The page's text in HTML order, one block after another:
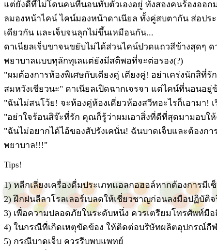
แต่ยังดีที่ไม่โดนคนที่นอนทับตัวเองอยู่ ทั้งสองคนร้องออก
ลมองหน้าไคน์ ไคน์มองหน้าดาเนียล ทั้งคู่สบตากัน ส่อปร
เดียวกัน และเจ็บจนลุกไม่ขึ้นเหมือนกัน...
ดาเนียลเจ็บขาจนขยับไม่ได้ส่วนไคน์ปวดแถวสีข้างสุดๆ
พยาบาลแบบทุลักทุเลแต่ยังมีสติพอที่จะต่อรอง(?)
"ผมต้องการห้องพิเศษกับเตียงคู่ เตียงคู่! อย่าเคร่งนักสิ
สมหวังเชียวนะ" ดาเนียลเปิดฉากเจรจา แต่ไคน์ที่นอนอ
"ฉันไม่สนโว้ย! จะห้องคู่ห้องเดี่ยวห้องสวีทอะไรก็เอามา!
"อย่าใจร้อนสิจ๊ะที่รัก คุณก็รู้ว่าผมเอาสิ่งที่ดีที่สุดมามอบใ
"ฉันไม่อยากได้ไอ้ของสัปรังเคนั่น! ฉันบาดเจ็บและต้องกา
พยาบาล!!!"
Tips!
1) หลีกเลี่ยงเครื่องดื่มประเภทแอลกอฮอล์หากต้องการมีเ
2) ฝึกฝนลีลาโรลเลอร์เบลดให้เชี่ยวชาญก่อนลงมือปฏิบัติจ
3) เพื่อความปลอดภัยในระดับหนึ่ง ควรเตรียมโทรศัพท์มื
4) ในกรณีที่เกิดเหตุขัดข้อง ให้ติดต่อบริษัทผลิตอุปกรณ์กี
5) กรณีบาดเจ็บ ควรรีบพบแพทย์